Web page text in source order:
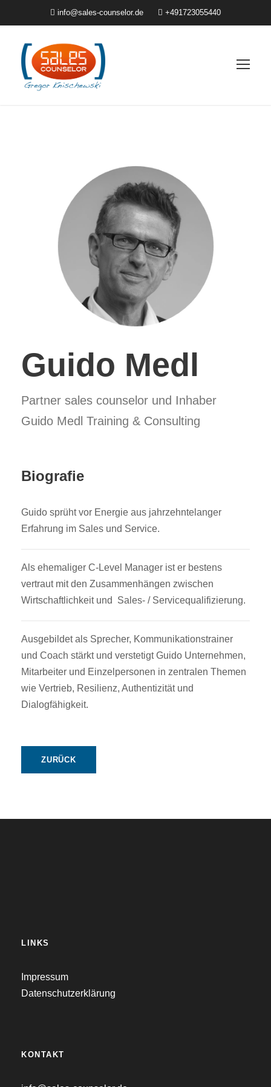
info@sales-counselor.de +491723055440
Guido Medl
Partner sales counselor und Inhaber
Guido Medl Training & Consulting
Biografie
Guido sprüht vor Energie aus jahrzehntelanger
Erfahrung im Sales und Service.
Als ehemaliger C-Level Manager ist er bestens
vertraut mit den Zusammenhängen zwischen
Wirtschaftlichkeit und Sales- / Servicequalifizierung.
Ausgebildet als Sprecher, Kommunikationstrainer
und Coach stärkt und verstetigt Guido Unternehmen,
Mitarbeiter und Einzelpersonen in zentralen Themen
wie Vertrieb, Resilienz, Authentizität und
Dialogfähigkeit.
LINKS
Impressum
Datenschutzerklärung
KONTAKT